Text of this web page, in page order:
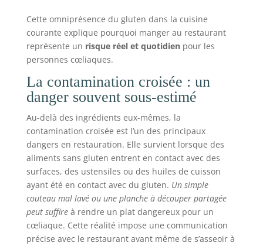
Cette omniprésence du gluten dans la cuisine
courante explique pourquoi manger au restaurant
représente un risque réel et quotidienpour les
personnes cœliaques.
La contamination croisée : un
danger souvent sous-estimé
Au-delà des ingrédients eux-mêmes, la
contamination croisée est l’un des principaux
dangers en restauration. Elle survient lorsque des
aliments sans gluten entrent en contact avec des
surfaces, des ustensiles ou des huiles de cuisson
ayant été en contact avec du gluten. Un simple
couteau mal lavé ou une planche à découper partagée
peut suffireà rendre un plat dangereux pour un
cœliaque. Cette réalité impose une communication
précise avec le restaurant avant même de s’asseoir à